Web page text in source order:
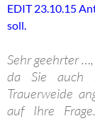
EDIT 23.10.15
soll.
Sehr geehrter …,
da Sie auch
Trauerweide
auf Ihre